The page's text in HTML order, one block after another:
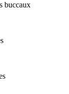
buccaux